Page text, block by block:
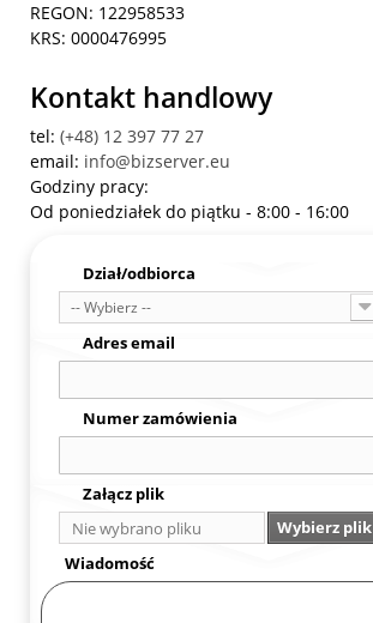
REGON: 122958533
KRS: 0000476995
Kontakt handlowy
tel: (+48) 12 397 77 27
email: info@bizserver.eu
Godziny pracy:
Od poniedziałek do piątku - 8:00 - 16:00
Dział/odbiorca
-- Wybierz --
Adres email
Numer zamówienia
Załącz plik
Nie wybrano pliku
Wybierz plik
Wiadomość